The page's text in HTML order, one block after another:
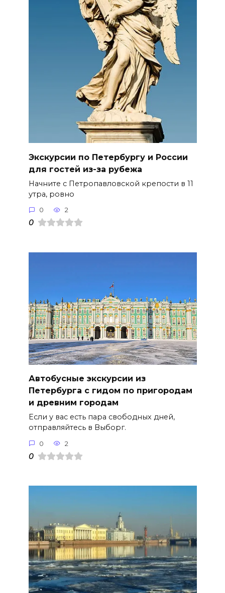
Экскурсии по Петербургу и России
для гостей из-за рубежа
Начните с Петропавловской крепости в 11
утра, ровно
0 2
0
Автобусные экскурсии из
Петербурга с гидом по пригородам
и древним городам
Если у вас есть пара свободных дней,
отправляйтесь в Выборг.
0 2
0